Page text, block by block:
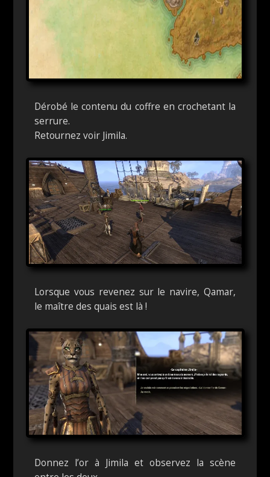
Dérobé le contenu du coffre en crochetant la
serrure.
Retournez voir Jimila.
Lorsque vous revenez sur le navire, Qamar,
le maître des quais est là !
Donnez l’or à Jimila et observez la scène